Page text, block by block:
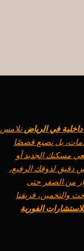
فيالرياضتلامس
بل نصنع قصصًا
مسكنك الجديد أو
دقيق لذوقك الرفيع،
من الصفر حتى
والتخمين، فريقنا
الفورية